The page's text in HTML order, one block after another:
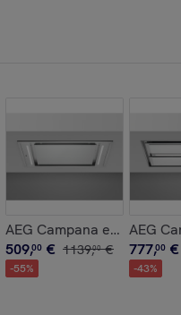
| Reacondicionado
cm DIE6180HM |
de vapor Serie 9000
AEG Campana extractora
509,00 € 1139,00 €
-55%
AEG
777,00 €
-43%